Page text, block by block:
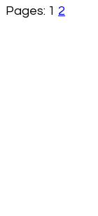
Pages: 1 2